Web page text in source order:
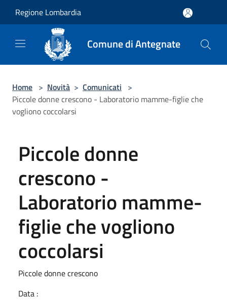
Regione Lombardia
Comune di Antegnate
Home > Novità > Comunicati >
Piccole donne crescono - Laboratorio mamme-figlie che
vogliono coccolarsi
Piccole donne
crescono -
Laboratorio mamme-
figlie che vogliono
coccolarsi
Piccole donne crescono
Data :